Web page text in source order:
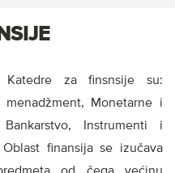
Katedre za finsnsije su:
menadžment, Monetarne i
Instrumenti i
finansija se izučava